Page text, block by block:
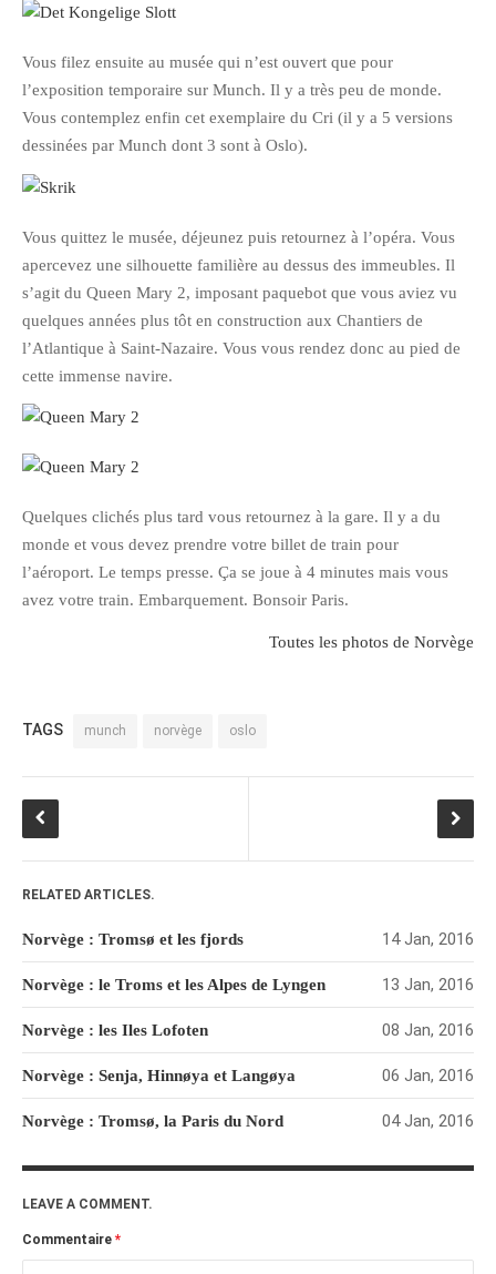
Delphine
Julien
Vânia
avril 2016
janvier 2016
octobre 2014
janvier 2013
décembre 2012
octobre 2012
septembre 2012
août 2012
mars 2012
février 2012
janvier 2012
décembre 2011
septembre 2011
juillet 2011
juin 2011
mai 2011
février 2011
janvier 2011
décembre 2010
Vous filez ensuite au musée qui n’est ouvert que pour
l’exposition temporaire sur Munch. Il y a très peu de monde.
Vous contemplez enfin cet exemplaire du Cri (il y a 5 versions
dessinées par Munch dont 3 sont à Oslo).
Vous quittez le musée, déjeunez puis retournez à l’opéra. Vous
apercevez une silhouette familière au dessus des immeubles. Il
s’agit du Queen Mary 2, imposant paquebot que vous aviez vu
quelques années plus tôt en construction aux Chantiers de
l’Atlantique à Saint-Nazaire. Vous vous rendez donc au pied de
cette immense navire.
Quelques clichés plus tard vous retournez à la gare. Il y a du
monde et vous devez prendre votre billet de train pour
l’aéroport. Le temps presse. Ça se joue à 4 minutes mais vous
avez votre train. Embarquement. Bonsoir Paris.
Toutes les photos de Norvège
TAGS munch norvège oslo
RELATED ARTICLES.
Norvège : Tromsø et les fjords 14 Jan, 2016
Norvège : le Troms et les Alpes de Lyngen 13 Jan, 2016
Norvège : les Iles Lofoten 08 Jan, 2016
Norvège : Senja, Hinnøya et Langøya 06 Jan, 2016
Norvège : Tromsø, la Paris du Nord 04 Jan, 2016
LEAVE A COMMENT.
Commentaire *